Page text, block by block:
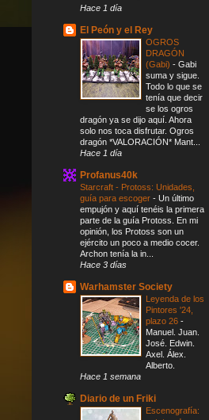
Hace 1 día
El Peón y el Rey
OGROS
DRAGÓN
(Gabi) - Gabi
suma y sigue.
Todo lo que se
tenía que decir
se los ogros
dragón ya se dijo aquí. Ahora
solo nos toca disfrutar. Ogros
dragón *VALORACIÓN* Mant...
Hace 1 día
Profanus40k
Starcraft - Protoss: Unidades,
guía para escoger - Un último
empujón y aquí tenéis la primera
parte de la guía Protoss. En mi
opinión, los Protoss son un
ejército un poco a medio cocer.
Archon tenía la in...
Hace 3 días
Warhamster Society
Leyenda de los
Pintores '24,
plazo 26 -
Manuel. Juan.
José. Edwin.
Axel. Álex.
Alberto.
Hace 1 semana
Diario de un Friki
Escenografía: